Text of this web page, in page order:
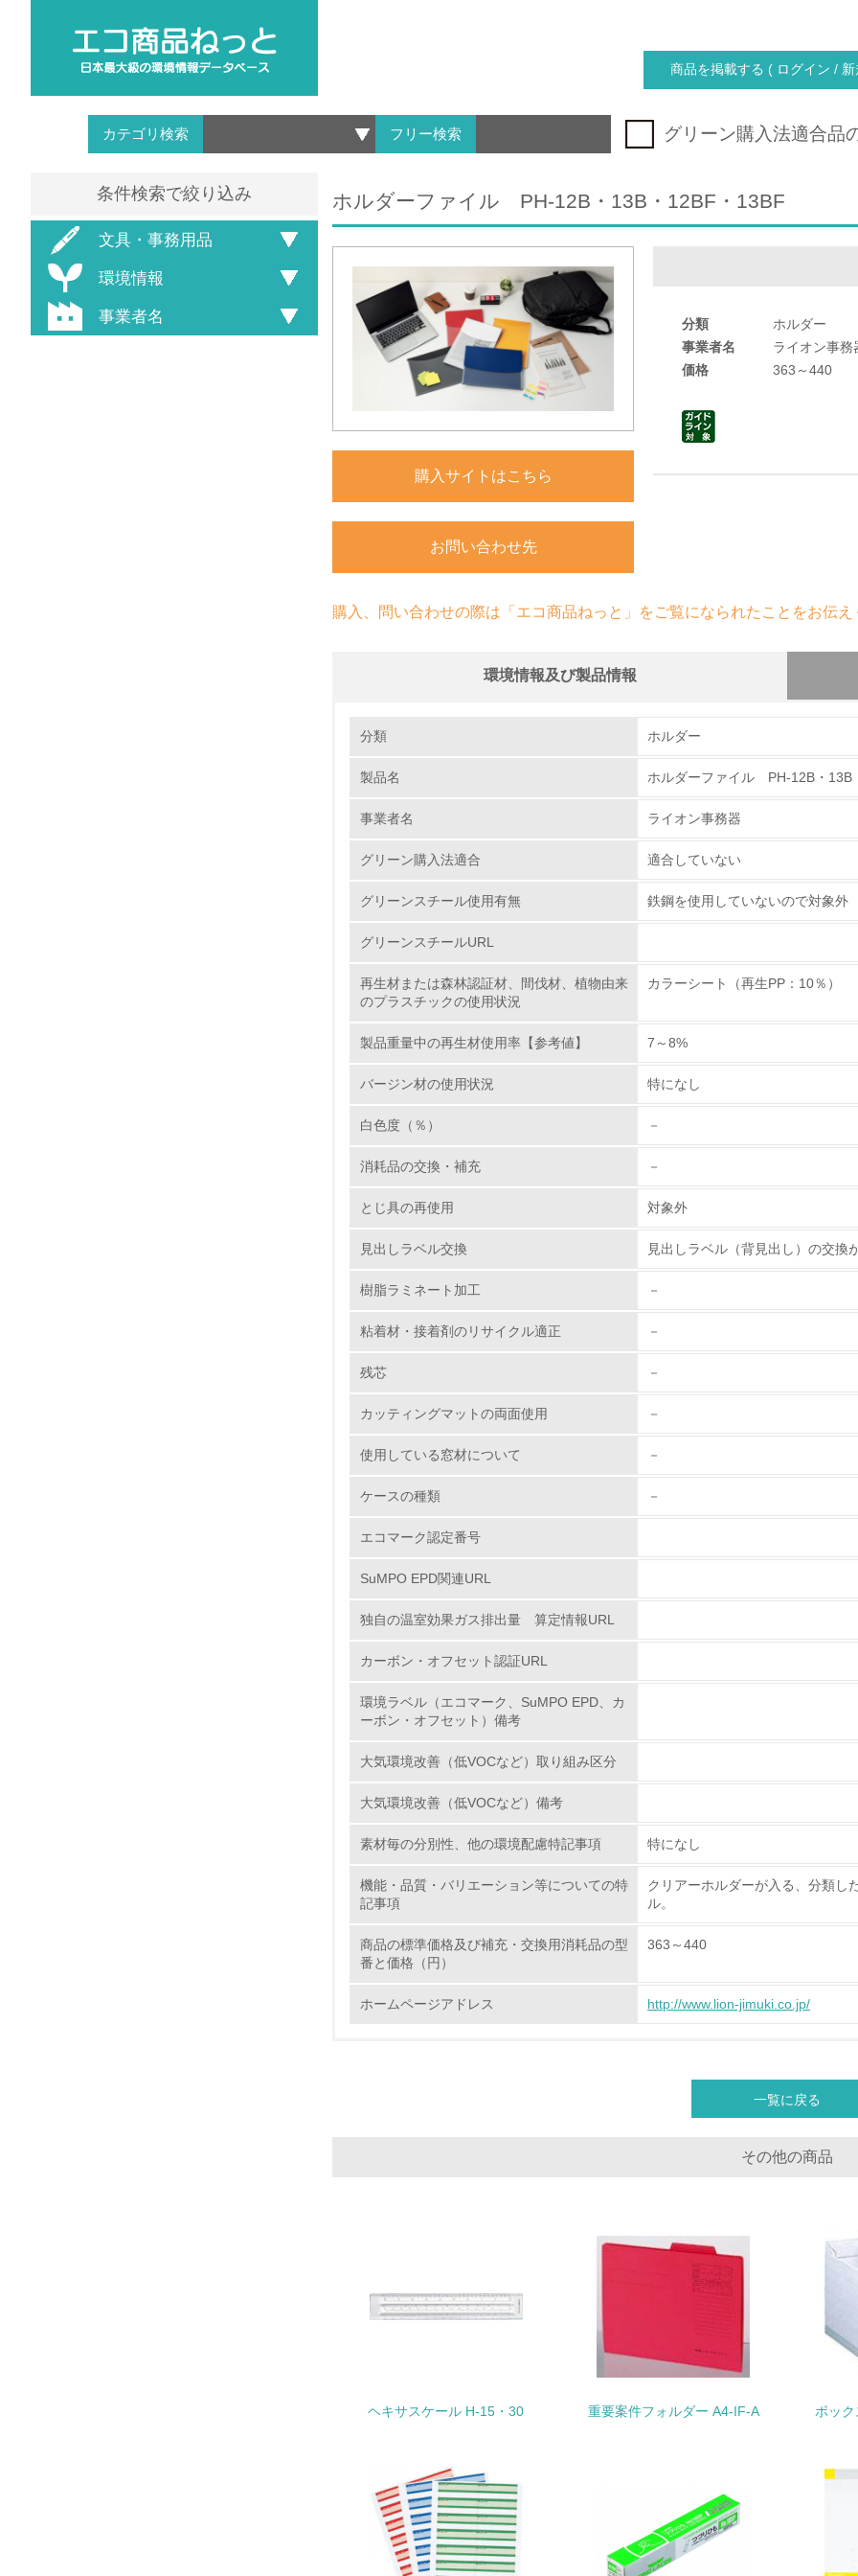
商品を掲載する ( ログイン / 新
カテゴリ検索 フリー検索 グリーン購入法適合品
条件検索で絞り込み
文具・事務用品
環境情報
事業者名
ホルダーファイル PH-12B・13B・12BF・13BF
購入サイトはこちら
お問い合わせ先
分類
ホルダー
事業者名
ライオン事務
価格
363～440
購入、問い合わせの際は「エコ商品ねっと」をご覧になられたことをお伝え
環境情報及び製品情報
1.環境取り組み体制
No.
3. 環境問題に関する従業員教育を行っている
4. 自社に関係する主要な環境法規制を把握し、順守している
→ 導入している規格名 ISO 14001:2004, JIS Q 14001:2004
8. 第三者認証を取得している
9. <L1> 資源（投入原料、水等）とエネルギー（電力、重油、ガ
10. <L2> 資源とエネルギーの使用量の把握をし、具体的な削減目標
包装・物流
15.
16. <L2> 環境負荷ができるだけ小さい物流を行っている
<L1> 化学物質の使用量及び外部（大気・水・土壌）への排出量
19. <L1> 廃棄物の発生量の削減及びリサイクルの推進、適正処理を
<L2> 発生する廃棄物の量と種類を把握し、具体的な削減・リ
22. <L1> 周辺地域の環境保全活動を行い、自治体や地域団体の活動
大気汚染物質に関する取り組み
分類 ホルダー
製品名 ホルダーファイル PH-12B・13B
事業者名 ライオン事務器
グリーン購入法適合 適合していない
グリーンスチール使用有無 鉄鋼を使用していないので対象外
グリーンスチールURL
再生材または森林認証材、間伐材、植物由来
のプラスチックの使用状況
カラーシート（再生PP：10％）
製品重量中の再生材使用率【参考値】 7～8%
バージン材の使用状況 特になし
白色度（％） －
消耗品の交換・補充 －
とじ具の再使用 対象外
見出しラベル交換 見出しラベル（背見出し）の交換
樹脂ラミネート加工 －
粘着材・接着剤のリサイクル適正 －
残芯 －
カッティングマットの両面使用 －
使用している窓材について －
ケースの種類 －
エコマーク認定番号
SuMPO EPD関連URL
独自の温室効果ガス排出量 算定情報URL
カーボン・オフセット認証URL
環境ラベル（エコマーク、SuMPO EPD、カ
ーボン・オフセット）備考
大気環境改善（低VOCなど）取り組み区分
大気環境改善（低VOCなど）備考
素材毎の分別性、他の環境配慮特記事項 特になし
機能・品質・バリエーション等についての特
記事項
クリアーホルダーが入る、分類し
ル。
商品の標準価格及び補充・交換用消耗品の型
番と価格（円）
363～440
ホームページアドレス http://www.lion-jimuki.co.jp/
一覧に戻る
その他の商品
ヘキサスケール H-15・30 重要案件フォルダー A4-IF-A ボッ